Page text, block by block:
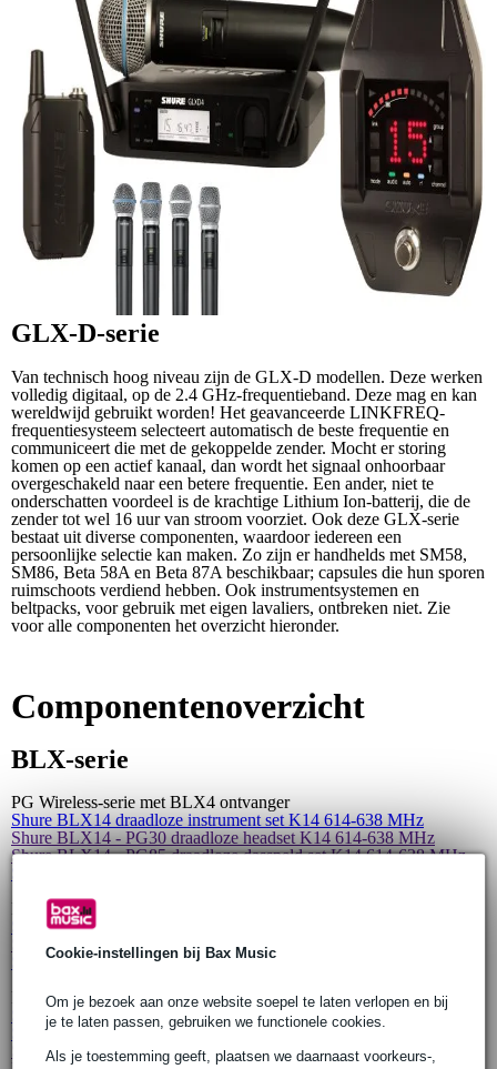
Cookie-instellingen bij Bax Music
Om je bezoek aan onze website soepel te laten verlopen en bij
je te laten passen, gebruiken we functionele cookies.
Als je toestemming geeft, plaatsen we daarnaast voorkeurs-,
GLX-D-serie
Van technisch hoog niveau zijn de GLX-D modellen. Deze werken
volledig digitaal, op de 2.4 GHz-frequentieband. Deze mag en kan
wereldwijd gebruikt worden! Het geavanceerde LINKFREQ-
frequentiesysteem selecteert automatisch de beste frequentie en
communiceert die met de gekoppelde zender. Mocht er storing
komen op een actief kanaal, dan wordt het signaal onhoorbaar
overgeschakeld naar een betere frequentie. Een ander, niet te
onderschatten voordeel is de krachtige Lithium Ion-batterij, die de
zender tot wel 16 uur van stroom voorziet. Ook deze GLX-serie
bestaat uit diverse componenten, waardoor iedereen een
persoonlijke selectie kan maken. Zo zijn er handhelds met SM58,
SM86, Beta 58A en Beta 87A beschikbaar; capsules die hun sporen
ruimschoots verdiend hebben. Ook instrumentsystemen en
beltpacks, voor gebruik met eigen lavaliers, ontbreken niet. Zie
voor alle componenten het overzicht hieronder.
Componentenoverzicht
BLX-serie
PG Wireless-serie met BLX4 ontvanger
Shure BLX14 draadloze instrument set K14 614-638 MHz
Shure BLX14 - PG30 draadloze headset K14 614-638 MHz
Shure BLX14 - PG85 draadloze dasspeld set K14 614-638 MHz
PG Wireless-serie met BLX4R ontvanger
Shure BLX14R - PG30 draadloze headset K14 614-638 MHz
Shure BLX14R - PG85 draadloze dasspeld set K14 614-638 MHz
Shure BLX24R - PG58 draadloze handheld set K14 614-638 MHz
PG Wireless-serie met BLX88 ontvanger
Shure BLX188 draadloze instrument set K14 614-638 MHz
Shure BLX188 - PG85 draadloze dasspeld set K14 614-638 MHz
Shure BLX1288 - PG85 draadloze microfoon set K14 614-638